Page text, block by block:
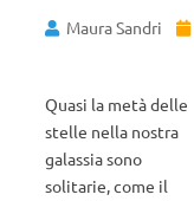
Maura Sandri
Quasi la metà delle
stelle nella nostra
galassia sono
solitarie, come il